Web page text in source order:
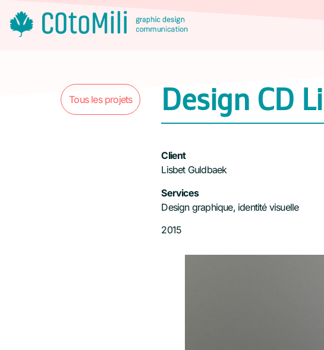
Tous les projets Design CD
Client
Lisbet Guldbaek
Services
Design graphique, identité visuelle
2015